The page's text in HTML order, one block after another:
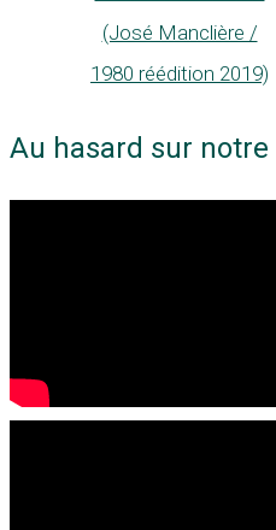
(José Manclière /
1980 réédition 2019)
Au hasard sur notre